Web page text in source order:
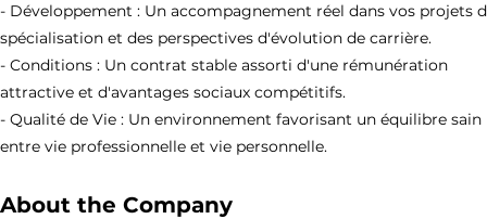
- Développement : Un accompagnement réel dans vos projets
spécialisation et des perspectives d'évolution de carrière.
- Conditions : Un contrat stable assorti d'une rémunération
attractive et d'avantages sociaux compétitifs.
- Qualité de Vie : Un environnement favorisant un équilibre sain
entre vie professionnelle et vie personnelle.
About the Company